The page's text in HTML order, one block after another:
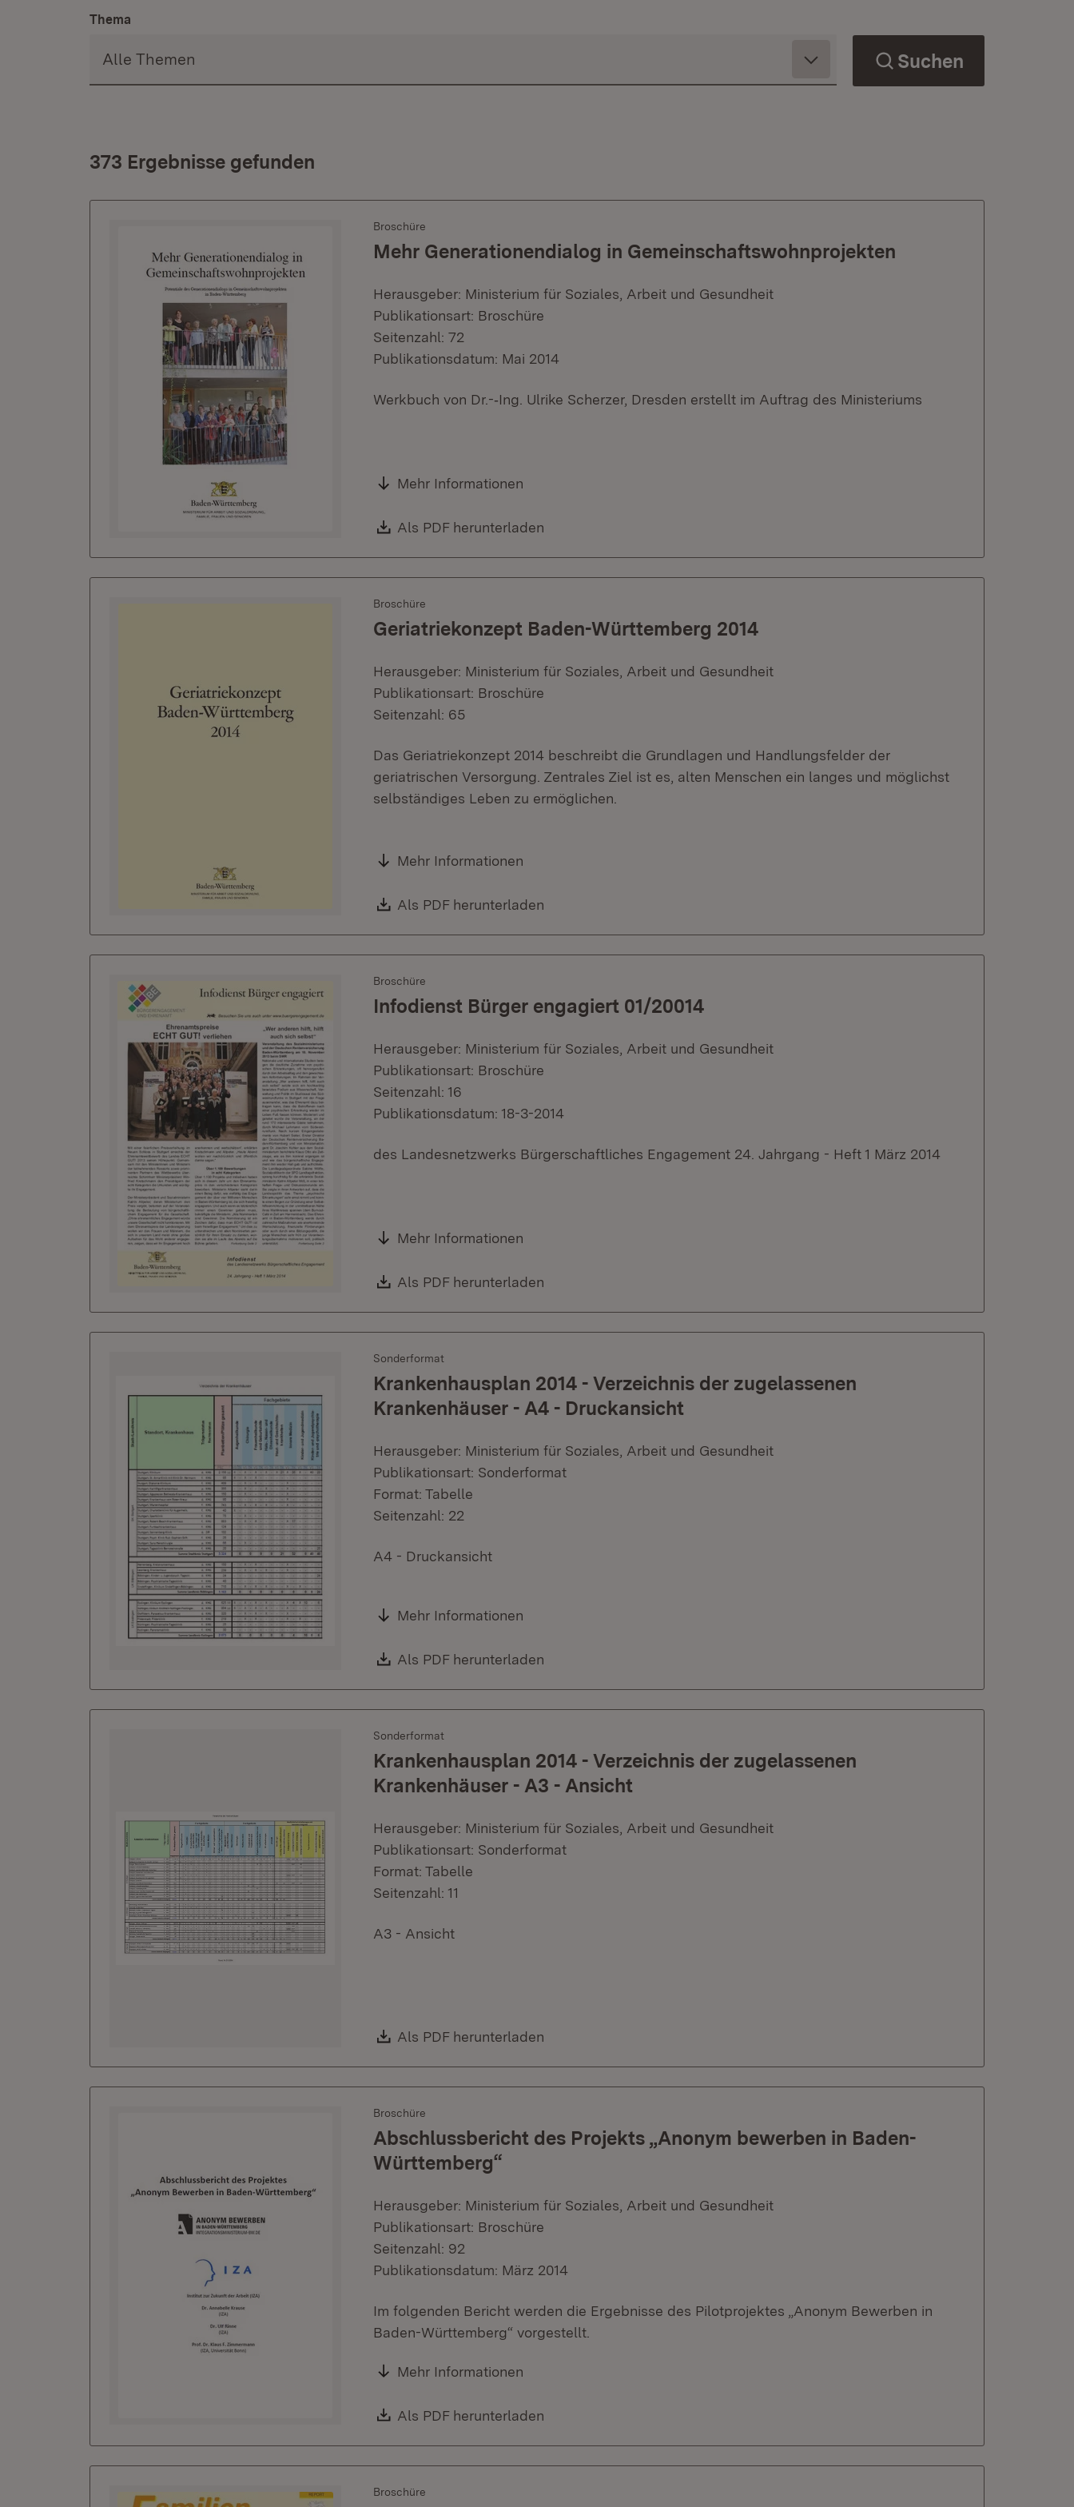
Thema
Suchen
373 Ergebnisse gefunden
Broschüre
Mehr Generationendialog in Gemeinschaftswohnprojekten
Herausgeber: Ministerium für Soziales, Arbeit und Gesundheit
Publikationsart: Broschüre
Seitenzahl: 72
Publikationsdatum: Mai 2014
Werkbuch von Dr.-­‐Ing. Ulrike Scherzer, Dresden erstellt im Auftrag des Ministeriums
Mehr Informationen
Download:
Als PDF herunterladen
Broschüre
Geriatriekonzept Baden-Württemberg 2014
Herausgeber: Ministerium für Soziales, Arbeit und Gesundheit
Publikationsart: Broschüre
Seitenzahl: 65
Das Geriatriekonzept 2014 beschreibt die Grundlagen und Handlungsfelder der
geriatrischen Versorgung. Zentrales Ziel ist es, alten Menschen ein langes und möglichst
selbständiges Leben zu ermöglichen.
Mehr Informationen
Download:
Als PDF herunterladen
Broschüre
Infodienst Bürger engagiert 01/20014
Herausgeber: Ministerium für Soziales, Arbeit und Gesundheit
Publikationsart: Broschüre
Seitenzahl: 16
Publikationsdatum: 18-3-2014
des Landesnetzwerks Bürgerschaftliches Engagement 24. Jahrgang - Heft 1 März 2014
Mehr Informationen
Download:
Als PDF herunterladen
Sonderformat
Krankenhausplan 2014 - Verzeichnis der zugelassenen
Krankenhäuser - A4 - Druckansicht
Herausgeber: Ministerium für Soziales, Arbeit und Gesundheit
Publikationsart: Sonderformat
Format: Tabelle
Seitenzahl: 22
A4 - Druckansicht
Mehr Informationen
Download:
Als PDF herunterladen
Sonderformat
Krankenhausplan 2014 - Verzeichnis der zugelassenen
Krankenhäuser - A3 - Ansicht
Herausgeber: Ministerium für Soziales, Arbeit und Gesundheit
Publikationsart: Sonderformat
Format: Tabelle
Seitenzahl: 11
A3 - Ansicht
Download:
Als PDF herunterladen
Broschüre
Abschlussbericht des Projekts „Anonym bewerben in Baden-
Württemberg“
Herausgeber: Ministerium für Soziales, Arbeit und Gesundheit
Publikationsart: Broschüre
Seitenzahl: 92
Publikationsdatum: März 2014
Im folgenden Bericht werden die Ergebnisse des Pilotprojektes „Anonym Bewerben in
Baden-Württemberg“ vorgestellt.
Mehr Informationen
Download:
Als PDF herunterladen
Broschüre